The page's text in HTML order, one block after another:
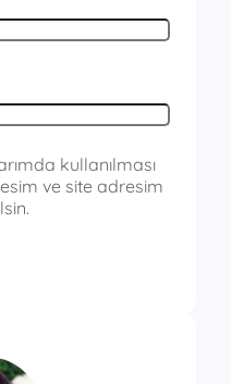
kullanılması
ve site adresim